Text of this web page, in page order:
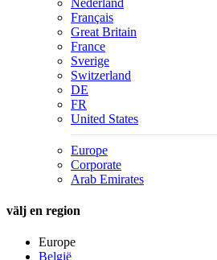
Français
Great Britain
France
Sverige
Switzerland
DE
FR
United States
Europe
Corporate
Arab Emirates
välj en region
Europe
België